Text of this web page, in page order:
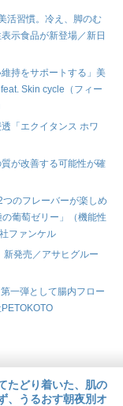
活習慣。冷え、脚のむ
示食品が新登場／新日
持をサポートする」美
Skin cycle（フィー
「エクイタンス ホワ
が改善する可能性が確
のフレーバーが楽しめ
葡萄ゼリー」（機能性
ファンケル
発売／アサヒグルー
一弾として腸内フロー
たどり着いた、肌の
、うるおす朝夜別オ